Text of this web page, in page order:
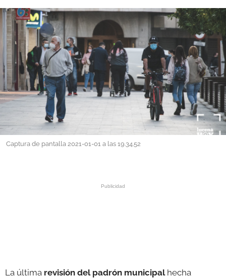
SUBBÉTICA HOY
SALUD
OBRAS
NECROLÓGICAS
GALERÍAS
Captura de pantalla 2021-01-01 a las 19.34.52
La última revisión del padrón municipalhecha